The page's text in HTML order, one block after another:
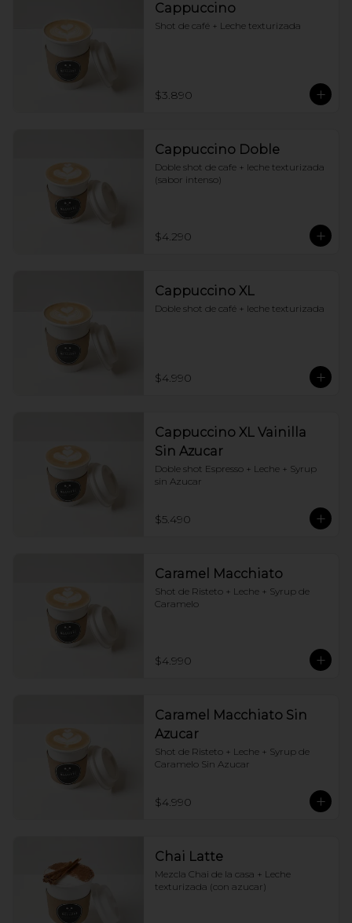
Cappuccino
Shot de café + Leche texturizada
$3.890
Cappuccino Doble
Doble shot de cafe + leche texturizada
(sabor intenso)
$4.290
Cappuccino XL
Doble shot de café + leche texturizada
$4.990
Cappuccino XL Vainilla
Sin Azucar
Doble shot Espresso + Leche + Syrup
sin Azucar
$5.490
Caramel Macchiato
Shot de Risteto + Leche + Syrup de
Caramelo
$4.990
Caramel Macchiato Sin
Azucar
Shot de Risteto + Leche + Syrup de
Caramelo Sin Azucar
$4.990
Chai Latte
Mezcla Chai de la casa + Leche
texturizada (con azucar)